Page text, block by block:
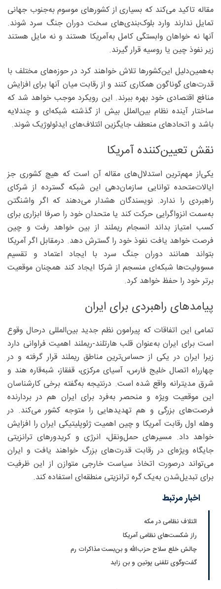
مقاله تاکید می‌کند که بسیاری از کشورهای موسوم به‌جنوب جهانی
تمایل ندارند وارد بلوک‌بندی‌های سخت دوران جنگ سرد شوند.
آنها نه خواهان وابستگی کامل به‌آمریکا هستند و نه مایل‌ هستند
زیر نفوذ چین یا روسیه قرار گیرند.
به‌همین‌دلیل این‌کشورها تلاش خواهند کرد در حوزه‌های مختلف با
قدرت‌های گوناگون همکاری کنند و از رقابت میان آنها برای افزایش
منافع اقتصادی خود بهره ببرند. این رویکرد موجب خواهد شد که
ساختار آینده نظام بین‌الملل بیش از گذشته شبکه‌ای و چندلایه
باشد و اتحادهای منعطف جایگزین ائتلاف‌های ایدئولوژیک شوند.
نقش تعیین‌کننده آمریکا
یکی‌از مهم‌ترین استدلال‌های مقاله آن است که هیچ کشوری جز
ایالات‌متحده توانایی سازمان‌دهی این شبکه گسترده از شرکای
راهبردی را ندارد. نویسندگان هشدار می‌دهند که اگر واشنگتن
به‌سمت انزواگرایی حرکت کند یا متحدان خود را صرفا ابزاری برای
کسب امتیاز بداند انسجام ریملند از بین خواهد رفت و چین
فرصت خواهد یافت نفوذ خود را گسترش دهد. درمقابل اگر آمریکا
بتواند همانند دوران جنگ سرد با ایجاد اعتماد و تقسیم
مسوولیت‌ها شبکه‌ای منسجم از شرکا ایجاد کند همچنان موقعیت
برتر خود را حفظ خواهد کرد.
پیامدهای راهبردی برای ایران
تمامی این اتفاقات که پیرامون نظم جدید بین‌المللی درحال وقوع
است برای ایران به‌عنوان قلب هارتلند-ریملند اهمیت فراوانی دارد
زیرا ایران در یکی از حساس‌ترین مناطق ریملند قرار گرفته و در
چهارراه اتصال خلیج فارس، آسیای مرکزی، قفقاز، شبه‌قاره هند و
شرق مدیترانه واقع شده است. درنتیجه به‌گفته برخی کارشناسان
این موقعیت ویژه و منحصر به‌فرد برای ایران هم در بردارنده
فرصت‌های بزرگی و هم تهدیدهایی را متوجه کشور می‌کند. در
وهله اول رقابت آمریکا و چین اهمیت ژئوپلیتیکی ایران را افزایش
خواهد داد. مسیرهای حمل‌ونقل، انرژی و کریدورهای ترانزیتی
جایگاه ویژه‌ای در رقابت قدرت‌های بزرگ خواهند یافت و ایران
می‌تواند درصورت اتخاذ سیاست خارجی متوازن از این ظرفیت
برای تبدیل‌شدن به‌یک گره ترانزیتی منطقه‌ای استفاده کند.
اخبار مرتبط
ائتلاف نظامی در مکه
راز شکست‌های نظامی آمریکا
چالش خلع سلاح حزب‌الله و بن‌بست مذاکرات رم
گفت‌و‌گوی تلفنی پوتین و بن زاید